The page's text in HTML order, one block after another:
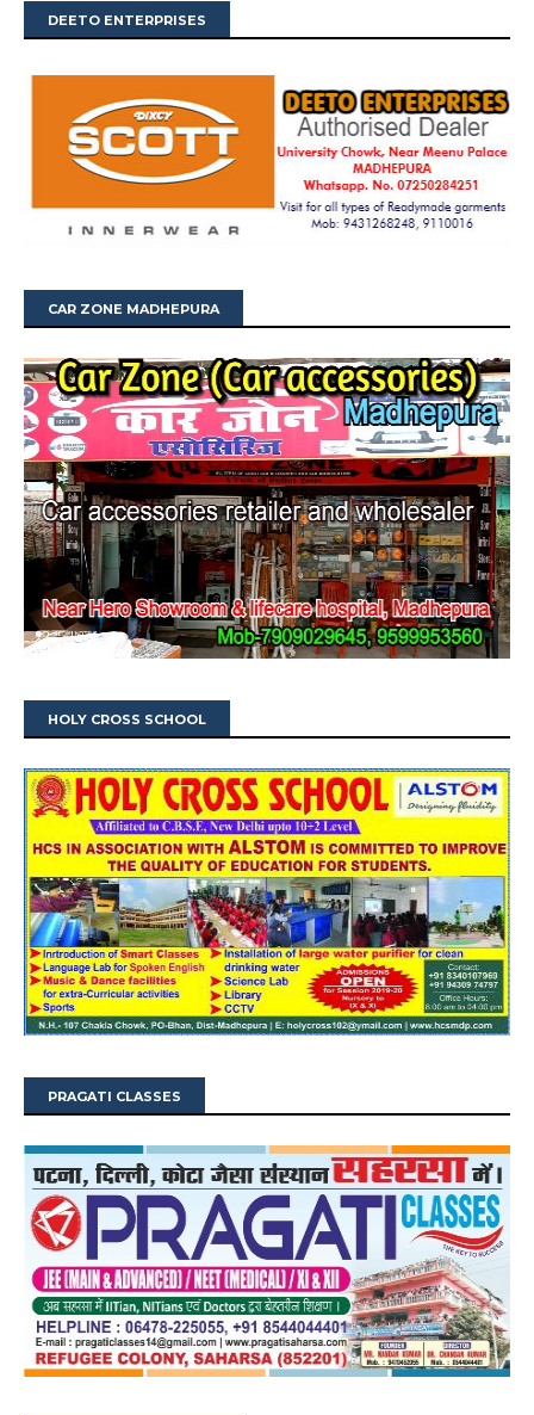
DEETO ENTERPRISES
CAR ZONE MADHEPURA
HOLY CROSS SCHOOL
PRAGATI CLASSES